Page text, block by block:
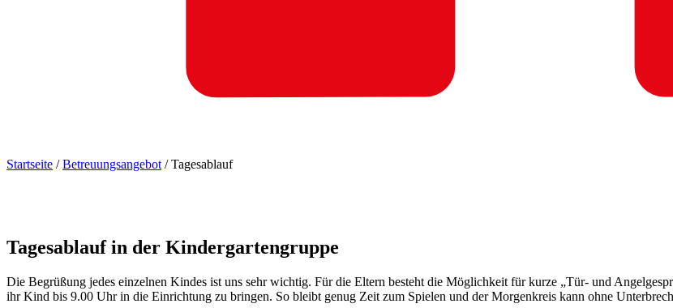
Startseite /Betreuungsangebot/Tagesablauf
Tagesablaufin der Kindergartengruppe
Die Begrüßung jedes einzelnen Kindes ist uns sehr wichtig. Für die Eltern besteht die Möglichkeit für kurze „Tür- und
ihr Kind bis 9.00 Uhr in die Einrichtung zu bringen. So bleibt genug Zeit zum Spielen und der Morgenkreis kann ohne